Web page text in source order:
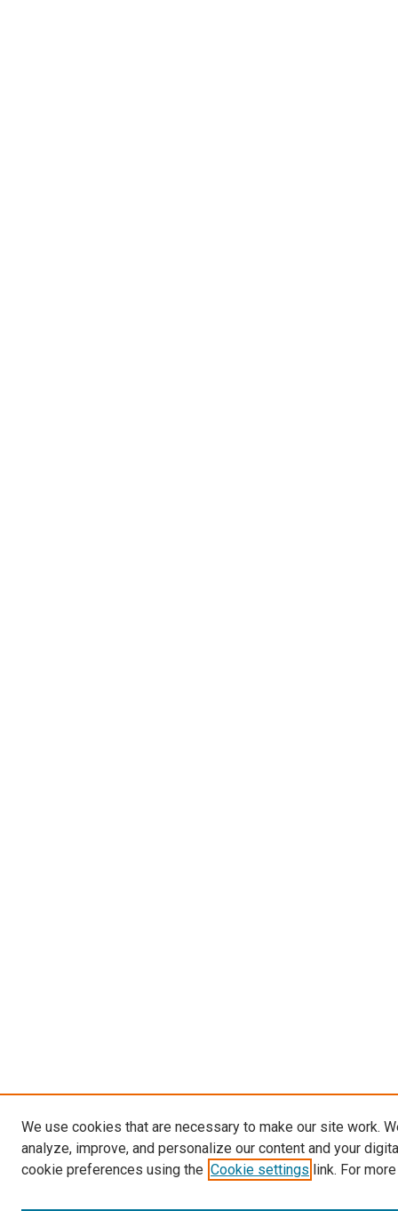
We use cookies that are necessary to make our site work.
analyze, improve, and personalize our content and your
cookie preferences using the Cookie settings link. For